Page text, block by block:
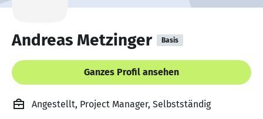
Andreas Metzinger Basis
Ganzes Profil ansehen
Angestellt, Project Manager, Selbstständig